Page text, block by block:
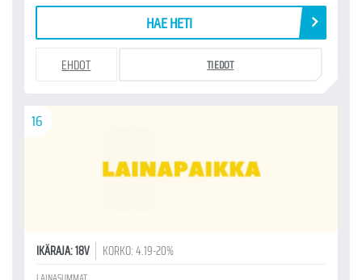
HAE HETI
EHDOT TIEDOT
16
IKÄRAJA: 18V KORKO: 4.19-20%